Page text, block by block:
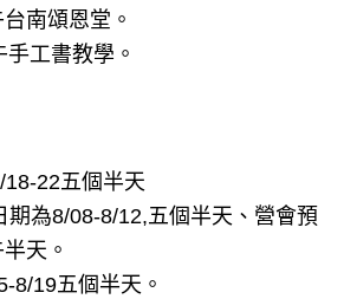
南頌恩堂。
工書教學。
22五個半天
期為8/08-8/12,五個半天、營會預
天。
8/19五個半天。